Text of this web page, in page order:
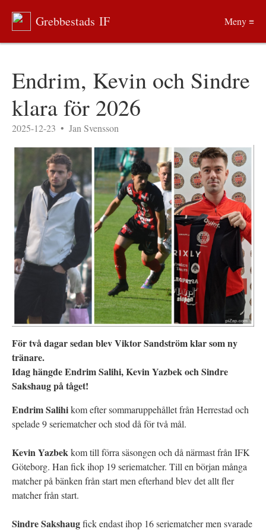
Endrim, Kevin och Sindre
klara för 2026
2025-12-23 • Jan Svensson
För två dagar sedan blev Viktor Sandström klar som ny
tränare.
Idag hängde Endrim Salihi, Kevin Yazbek och Sindre
Sakshaug på tåget!
Endrim Salihikom efter sommaruppehållet från Herrestad och
spelade 9 seriematcher och stod då för två mål.
Kevin Yazbekkom till förra säsongen och då närmast från IFK
Göteborg. Han fick ihop 19 seriematcher. Till en början många
matcher på bänken från start men efterhand blev det allt fler
matcher från start.
Sindre Sakshaugfick endast ihop 16 seriematcher men svarade
Grebbestads IF Meny ≡